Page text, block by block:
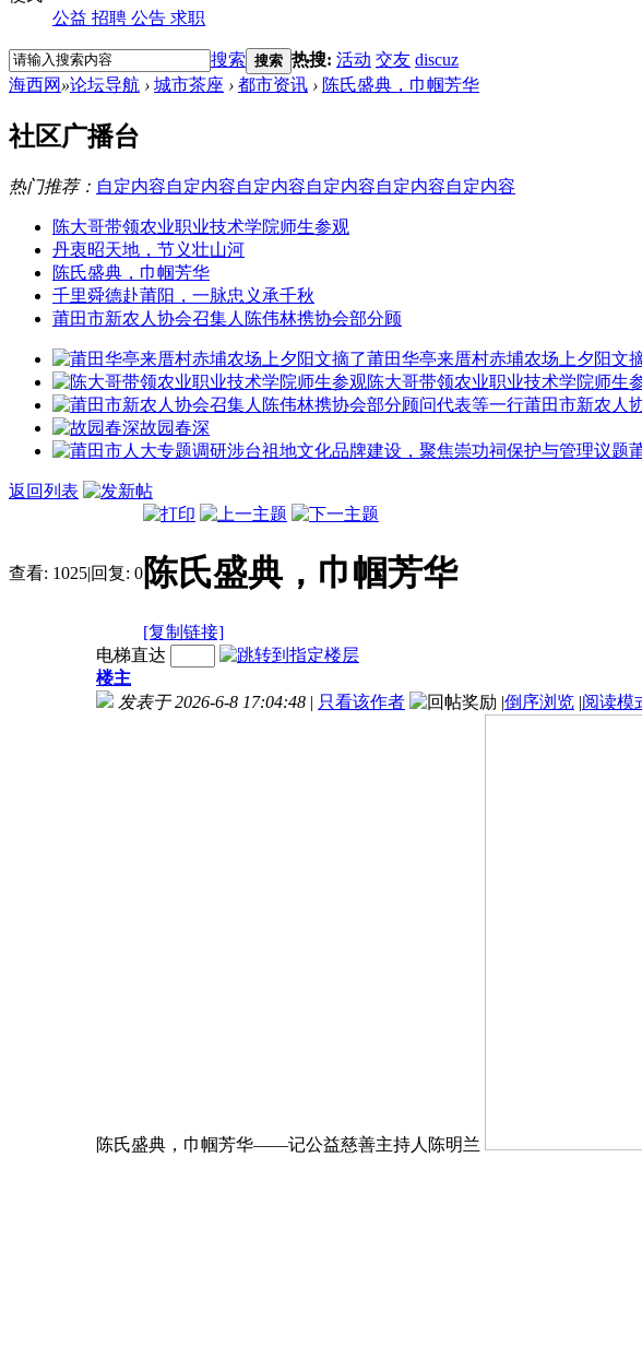
公益 招聘 公告 求职
搜索 搜索 热搜: 活动 交友 discuz
海西网 »论坛导航 › 城市茶座 › 都市资讯 › 陈氏盛典，巾帼芳华
社区广播台
热门推荐： 自定内容自定内容自定内容自定内容自定内容自定内容
陈大哥带领农业职业技术学院师生参观
丹衷昭天地，节义壮山河
陈氏盛典，巾帼芳华
千里舜德赴莆阳，一脉忠义承千秋
莆田市新农人协会召集人陈伟林携协会部分顾
莆田华亭来厝村赤埔农场上夕阳文
陈大哥带领农业职业技术学院师生
莆田市新农人
故园春深
返回列表
查看: 1025|回复: 0 陈氏盛典，巾帼芳华
[复制链接]
电梯直达
楼主
发表于 2026-6-8 17:04:48 | 只看该作者 |倒序浏览 |阅读模
陈氏盛典，巾帼芳华——记公益慈善主持人陈明兰